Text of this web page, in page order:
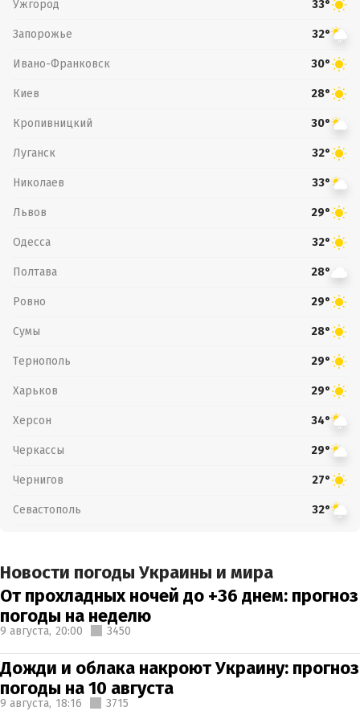
Ужгород 33°
Запорожье 32°
Ивано-Франковск 30°
Киев 28°
Кропивницкий 30°
Луганск 32°
Николаев 33°
Львов 29°
Одесса 32°
Полтава 28°
Ровно 29°
Сумы 28°
Тернополь 29°
Харьков 29°
Херсон 34°
Черкассы 29°
Чернигов 27°
Севастополь 32°
Новости погоды Украины и мира
От прохладных ночей до +36 днем: прогноз
погоды на неделю
9 августа, 20:00 3450
Дожди и облака накроют Украину: прогноз
погоды на 10 августа
9 августа, 18:16 3715